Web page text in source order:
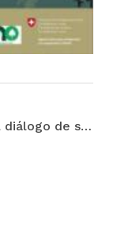
Innovación tecnológica a partir del diálogo de saberes